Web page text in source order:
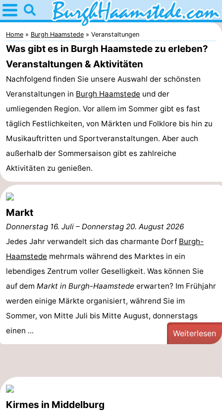
Home
Burgh
Haamstede
Tipps
Für
kindern
Natur
Kop
van
Schouwen
Übernachten
Appartements
Campingplätze
Ferienhäuser
-
Buitenheem
Duinoord
-
Ginsterveld
Julianahoeve
-
Livingstone
Resort
-
't
Schouwen
-
Home Burgh Haamstede Veranstaltungen
Was gibt es in Burgh Haamstede zu erleben?
Veranstaltungen & Aktivitäten
Nachfolgend finden Sie unsere Auswahl der schönsten
Veranstaltungen in Burgh Haamstede und der
umliegenden Region. Vor allem im Sommer gibt es fast
täglich Festlichkeiten, von Märkten und Folklore bis hin zu
Musikauftritten und Sportveranstaltungen. Aber auch
außerhalb der Sommersaison gibt es zahlreiche
Aktivitäten zu genießen.
Markt
Donnerstag 16. Juli – Donnerstag 20. August 2026
Jedes Jahr verwandelt sich das charmante Dorf Burgh-
Haamstede mehrmals während des Marktes in ein
lebendiges Zentrum voller Geselligkeit. Was können Sie
auf dem Markt in Burgh-Haamstede erwarten? Im Frühjahr
werden einige Märkte organisiert, während Sie im
Sommer, von Mitte Juli bis Mitte August, donnerstags
einen ...
Weiterlesen
Kirmes in Middelburg